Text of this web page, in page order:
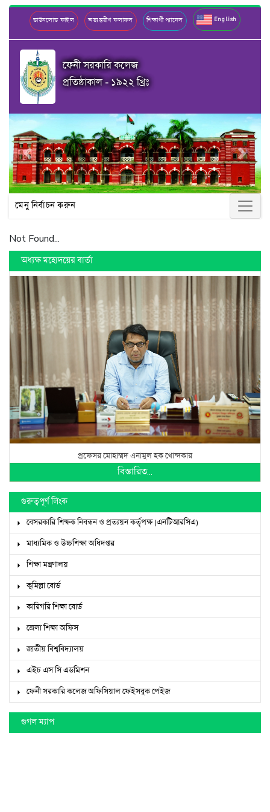
ডাউনলোড ফাইল অভ্যন্তরীণ ফলাফল শিক্ষার্থী প্যানেল English
ফেনী সরকারি কলেজ
প্রতিষ্ঠাকাল - ১৯২২ খ্রিঃ
Previous Next
মেনু নির্বাচন করুন
Not Found...
অধ্যক্ষ মহোদয়ের বার্তা
প্রফেসর মোহাম্মদ এনামুল হক খোন্দকার
বিস্তারিত...
গুরুত্বপূর্ণ লিংক
বেসরকারি শিক্ষক নিবন্ধন ও প্রত্যয়ন কর্তৃপক্ষ (এনটিআরসিএ)
মাধ্যমিক ও উচ্চশিক্ষা অধিদপ্তর
শিক্ষা মন্ত্রণালয়
কুমিল্লা বোর্ড
কারিগরি শিক্ষা বোর্ড
জেলা শিক্ষা অফিস
জাতীয় বিশ্ববিদ্যালয়
এইচ এস সি এডমিশন
ফেনী সরকারি কলেজ অফিসিয়াল ফেইসবুক পেইজ
গুগল ম্যাপ